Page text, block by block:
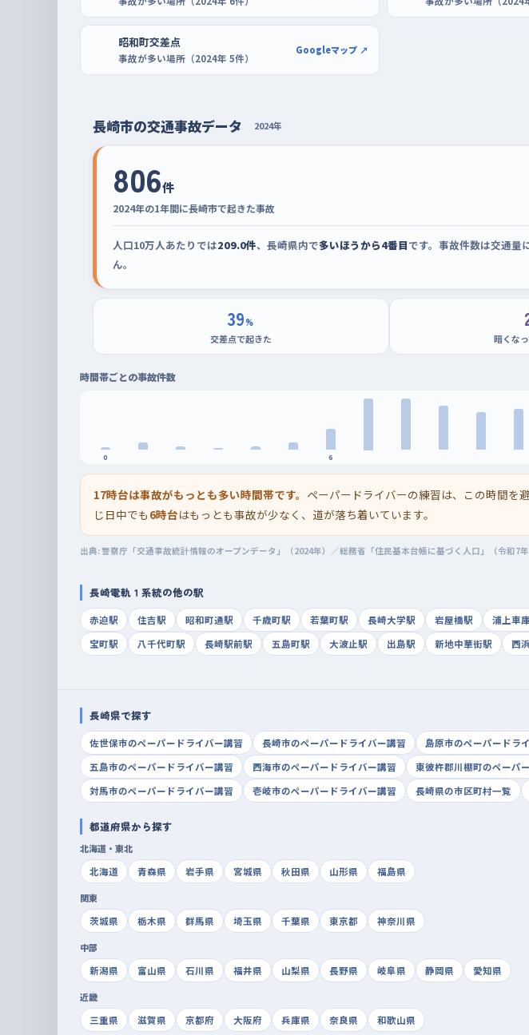
も落ち着いていられる。チトセピアやヤマダ電機テックランド長崎本店も同じように使
昭和町交差点
事故が多い場所（2024年 5件）
Googleマップ ↗
長崎市の交通事故データ 2024年
806件
2024年の1年間に長崎市で起きた事故
人口10万人あたりでは209.0件、長崎県内で多いほうから4番目です。事故件数は交通量
ん。
39%
交差点で起きた 暗くな
時間帯ごとの事故件数
0 6
17時台は事故がもっとも多い時間帯です。 ペーパードライバーの練習は、この時間を
じ日中でも 6時台はもっとも事故が少なく、道が落ち着いています。
出典: 警察庁「交通事故統計情報のオープンデータ」（2024年）／総務省「住民基本台帳に基づく人口」（令和7
長崎電軌１系統の他の駅
赤迫駅 住吉駅 昭和町通駅 千歳町駅 若葉町駅 長崎大学駅 岩屋橋駅 浦上車
宝町駅
八千代町駅 長崎駅前駅 五島町駅 大波止駅 出島駅 新地中華街駅 西
長崎県で探す
佐世保市のペーパードライバー講習 長崎市のペーパードライバー講習 島原市のペーパードラ
五島市のペーパードライバー講習
西海市のペーパードライバー講習 東彼杵郡川棚町のペーパ
対馬市のペーパードライバー講習
壱岐市のペーパードライバー講習 長崎県の市区町村一覧
都道府県から探す
北海道・東北
北海道
青森県 岩手県 宮城県 秋田県 山形県 福島県
関東
茨城県
栃木県 群馬県 埼玉県 千葉県 東京都 神奈川県
中部
新潟県
富山県 石川県 福井県 山梨県 長野県 岐阜県 静岡県 愛知県
近畿
三重県
滋賀県 京都府 大阪府 兵庫県 奈良県 和歌山県